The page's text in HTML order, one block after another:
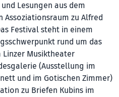
Lesungen aus dem
Assoziationsraum zu Alfred
Festival steht in einem
rund um das
Linzer Musiktheater
(Ausstellung im
und im Gotischen Zimmer)
zu Briefen Kubins im